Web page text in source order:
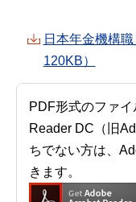
日本年金機構
120KB）
PDF形式のファ
Reader DC（旧
ちでない方は、
きます。